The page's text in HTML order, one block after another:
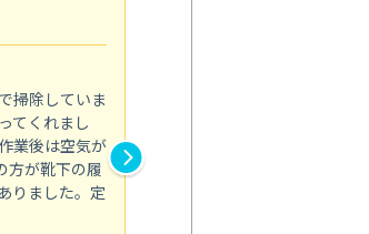
掃除していま
てくれまし
業後は空気が
方が靴下の履
りました。定